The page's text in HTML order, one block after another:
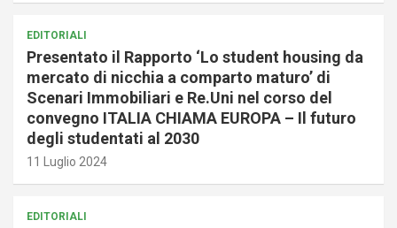
EDITORIALI
Presentato il Rapporto ‘Lo student housing da
mercato di nicchia a comparto maturo’ di
Scenari Immobiliari e Re.Uni nel corso del
convegno ITALIA CHIAMA EUROPA – Il futuro
degli studentati al 2030
11 Luglio 2024
EDITORIALI